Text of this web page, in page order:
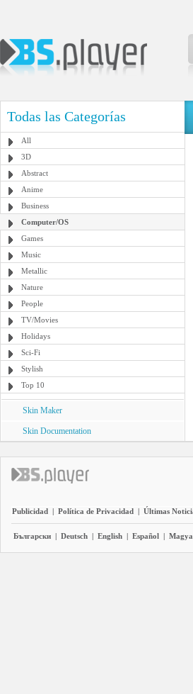
Todas las Categorías
All
3D
Abstract
Anime
Business
Computer/OS
Games
Music
Metallic
Nature
People
TV/Movies
Holidays
Sci-Fi
Stylish
Top 10
Skin Maker
Skin Documentation
Publicidad | Política de Privacidad | Últimas
Български | Deutsch | English | Español |